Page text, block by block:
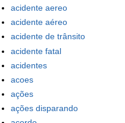
acidente aereo
acidente aéreo
acidente de trânsito
acidente fatal
acidentes
acoes
ações
ações disparando